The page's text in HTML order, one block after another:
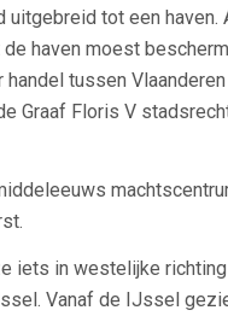
tot een haven.
haven moest
tussen
Graaf Floris V
iets in westelijke
Vanaf de IJssel